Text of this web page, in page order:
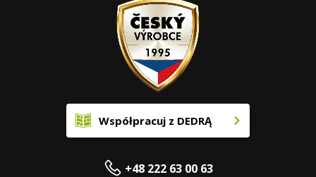
Współpracuj z DEDRĄ
+48 222 63 00 63